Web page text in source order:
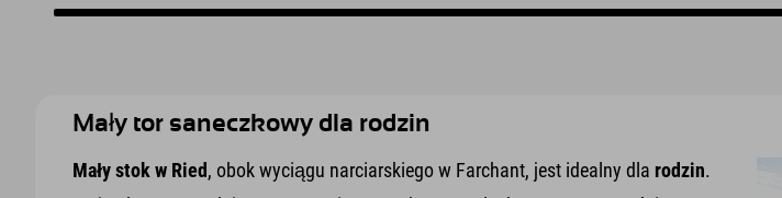
Mały tor saneczkowy dla rodzin
Mały stok w Ried, obok wyciągu narciarskiego w Farchant, jest idealny dla rodzin.